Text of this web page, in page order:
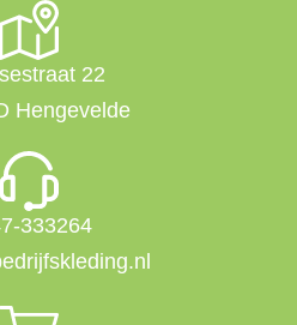
22
Hengevelde
333264